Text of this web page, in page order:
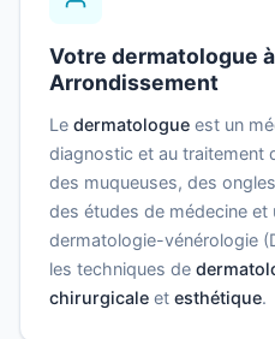
Votre dermatologue
Arrondissement
Le dermatologue est un
diagnostic et au traitement
des muqueuses, des
des études de médecine et
dermatologie-vénérologie
les techniques de
chirurgicale et esthétique.